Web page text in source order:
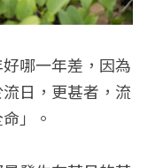
哪一年差，因為
日，更甚者，流
」。